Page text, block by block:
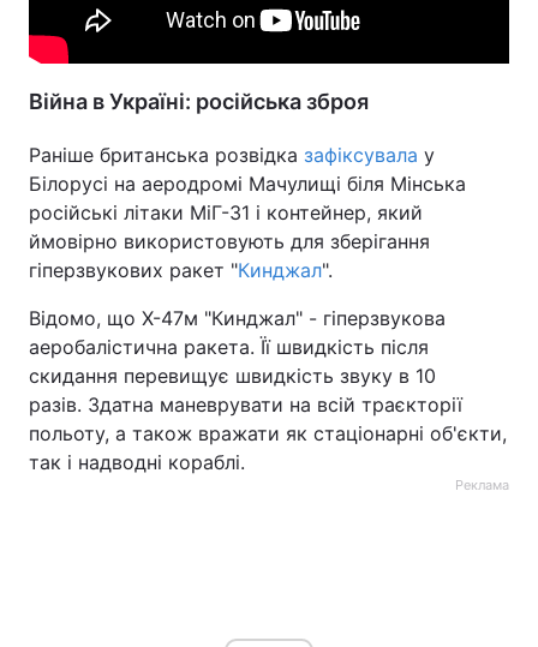
Війна в Україні: російська зброя
Раніше британська розвідка зафіксувала у
Білорусі на аеродромі Мачулищі біля Мінська
російські літаки МіГ-31 і контейнер, який
ймовірно використовують для зберігання
гіперзвукових ракет "Кинджал".
Відомо, що Х-47м "Кинджал" - гіперзвукова
аеробалістична ракета. Її швидкість після
скидання перевищує швидкість звуку в 10
разів. Здатна маневрувати на всій траєкторії
польоту, а також вражати як стаціонарні об'єкти,
так і надводні кораблі.
Реклама